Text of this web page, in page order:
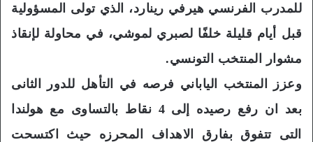
للمدرب الفرنسي هيرفي رينارد، الذي تولى المسؤولية
قبل أيام قليلة خلفًا لصبري لموشي، في محاولة لإنقاذ
مشوار المنتخب التونسي.
وعزز المنتخب الياباني فرصه في التأهل للدور الثانى
بعد ان رفع رصيده إلى 4 نقاط بالتساوى مع هولندا
التى تتفوق بفارق الاهداف المحرزه حيث اكتسحت